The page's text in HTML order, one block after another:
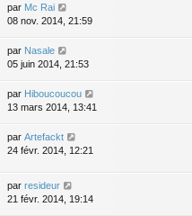
par Mc Rai
08 nov. 2014, 21:59
par Nasale
05 juin 2014, 21:53
par Hiboucoucou
13 mars 2014, 13:41
par Artefackt
24 févr. 2014, 12:21
par resideur
21 févr. 2014, 19:14